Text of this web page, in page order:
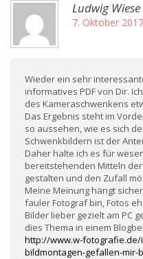
Ludwig Wiese
7. Oktober
Wieder ein sehr
informatives PDF von Dir.
des Kameraschwenkens
Das Ergebnis steht im
so aussehen, wie es sich
Schwenkbildern ist der
Daher halte ich es für
bereitstehenden Mitteln
gestalten und den Zufall
Meine Meinung hängt
fauler Fotograf bin, Fotos
Bilder lieber gezielt am PC
dies Thema in einem
http://www.w-
bildmontagen-gefallen-mir-